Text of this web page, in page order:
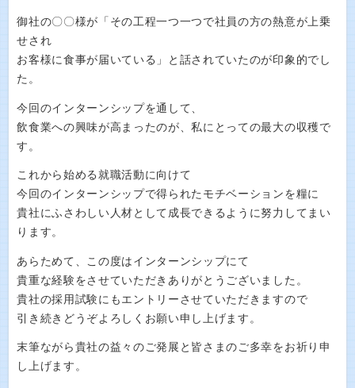
御社の〇〇様が「その工程一つ一つで社員の方の熱意が上乗
せされ
お客様に食事が届いている」と話されていたのが印象的でし
た。
今回のインターンシップを通して、
飲食業への興味が高まったのが、私にとっての最大の収穫で
す。
これから始める就職活動に向けて
今回のインターンシップで得られたモチベーションを糧に
貴社にふさわしい人材として成長できるように努力してまい
ります。
あらためて、この度はインターンシップにて
貴重な経験をさせていただきありがとうございました。
貴社の採用試験にもエントリーさせていただきますので
引き続きどうぞよろしくお願い申し上げます。
末筆ながら貴社の益々のご発展と皆さまのご多幸をお祈り申
し上げます。